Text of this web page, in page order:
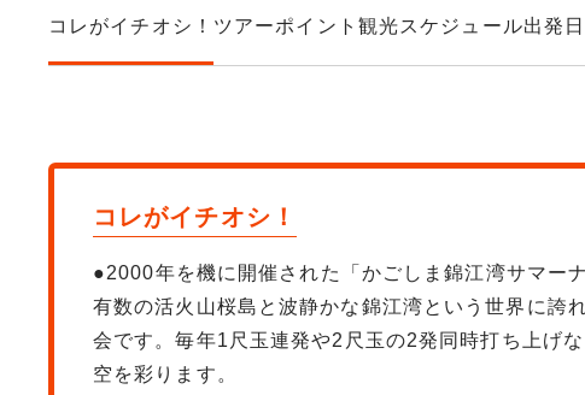
コレがイチオシ！ ツアーポイント 観光スケジュール出発
コレがイチオシ！
●2000年を機に開催された「かごしま錦江湾サマー
有数の活火山桜島と波静かな錦江湾という世界に誇
会です。毎年1尺玉連発や2尺玉の2発同時打ち上げ
空を彩ります。